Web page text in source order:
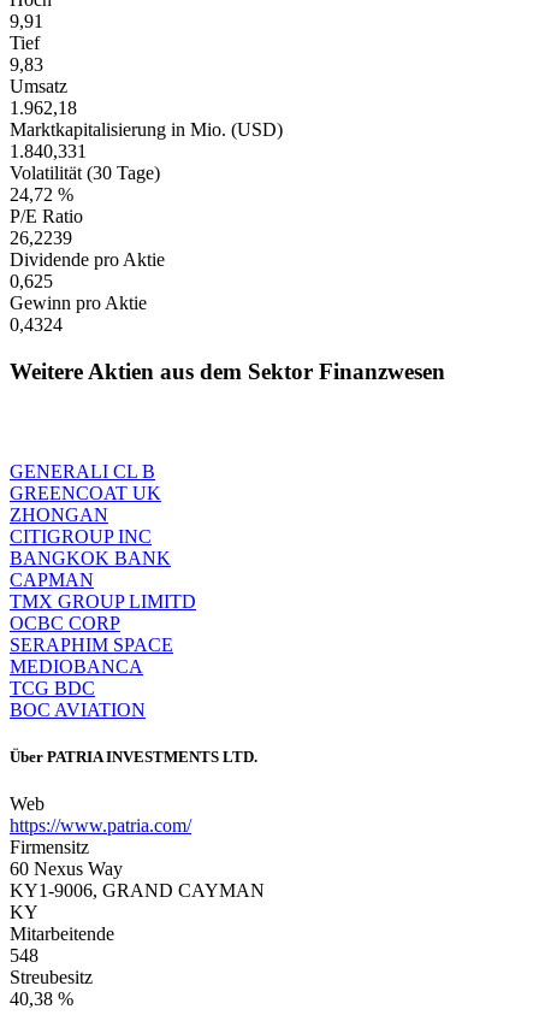
9,91
Tief
9,83
Umsatz
1.962,18
Marktkapitalisierung in Mio. (USD)
1.840,331
Volatilität (30 Tage)
24,72 %
P/E Ratio
26,2239
Dividende pro Aktie
0,625
Gewinn pro Aktie
0,4324
Weitere Aktien aus dem Sektor Finanzwesen
GENERALI CL B
GREENCOAT UK
ZHONGAN
CITIGROUP INC
BANGKOK BANK
CAPMAN
TMX GROUP LIMITD
OCBC CORP
SERAPHIM SPACE
MEDIOBANCA
TCG BDC
BOC AVIATION
Über PATRIA INVESTMENTS LTD.
Web
https://www.patria.com/
Firmensitz
60 Nexus Way
KY1-9006, GRAND CAYMAN
KY
Mitarbeitende
548
Streubesitz
40,38 %